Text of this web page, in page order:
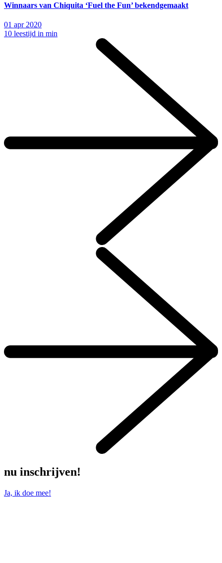
Winnaars van Chiquita ‘Fuel the Fun’ bekendgemaakt
01 apr 2020
10 leestijd in min
nu inschrijven!
Ja, ik doe mee!